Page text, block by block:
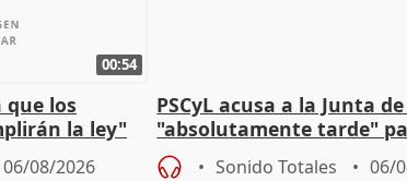
00:54
que los
la ley"
06/08/2026
PSCyL acusa a la Junta
"absolutamente tarde"
problemas como
Sonido Totales 06/